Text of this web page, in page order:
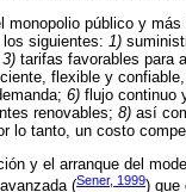
monopolio público y
siguientes: 1)
3) tarifas favorables para
flexible y
6) flujo continuo
renovables; 8) así
lo tanto, un costo
y el arranque del
(Sener, 1999) que